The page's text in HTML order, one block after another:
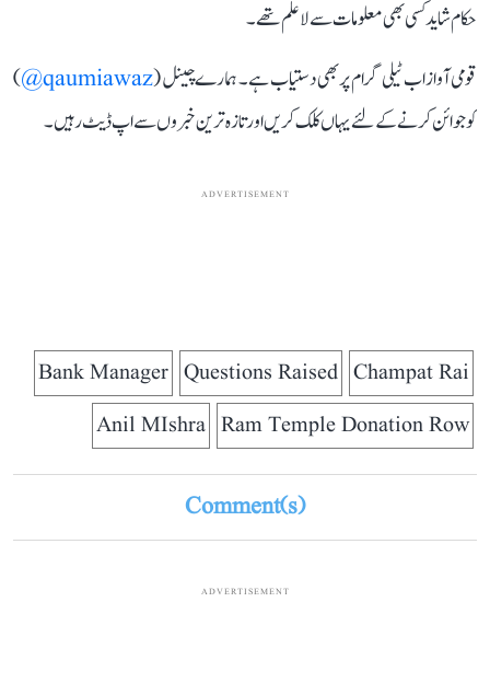
حکام شاید کسی بھی معلومات سے لاعلم تھے۔
قومی آواز اب ٹیلی گرام پر بھی دستیاب ہے۔ ہمارے چینل (qaumiawaz@
)
کو جوائن کرنے کے لئے یہاں کلک کریں اور تازہ ترین خبروں سے اپ ڈیٹ رہیں۔
ADVERTISEMENT
Champat Rai
Questions Raised
Bank Manager
Ram Temple Donation Row
Anil MIshra
Comment(s)
ADVERTISEMENT